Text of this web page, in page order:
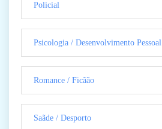
Policial
Psicologia / Desenvolvimento Pessoal
Romance / Ficãão
Saãde / Desporto